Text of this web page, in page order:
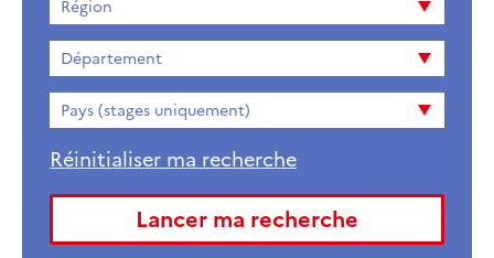
Région
Département
Pays (stages uniquement)